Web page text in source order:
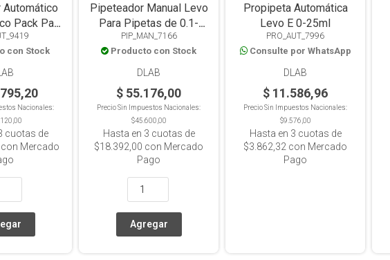
Pack Para
a 100 ml
con Stock
Nacionales:
cuotas de
con Mercado
Pipeteador Manual Levo
Para Pipetas de 0.1-
100ml
PIP_MAN_7166
Producto con Stock
DLAB
$ 55.176,00
Precio Sin Impuestos Nacionales:
$45.600,00
Hasta en 3 cuotas de
$18.392,00 con Mercado
Pago
Propipeta Automática
Levo E 0-25ml
PRO_AUT_7996
Consulte por WhatsApp
DLAB
$ 11.586,96
Precio Sin Impuestos Nacionales:
$9.576,00
Hasta en 3 cuotas de
$3.862,32 con Mercado
Pago